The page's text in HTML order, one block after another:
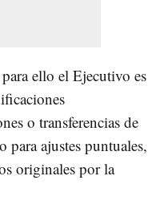
ello el Ejecutivo es
o transferencias de
ajustes puntuales,
originales por la